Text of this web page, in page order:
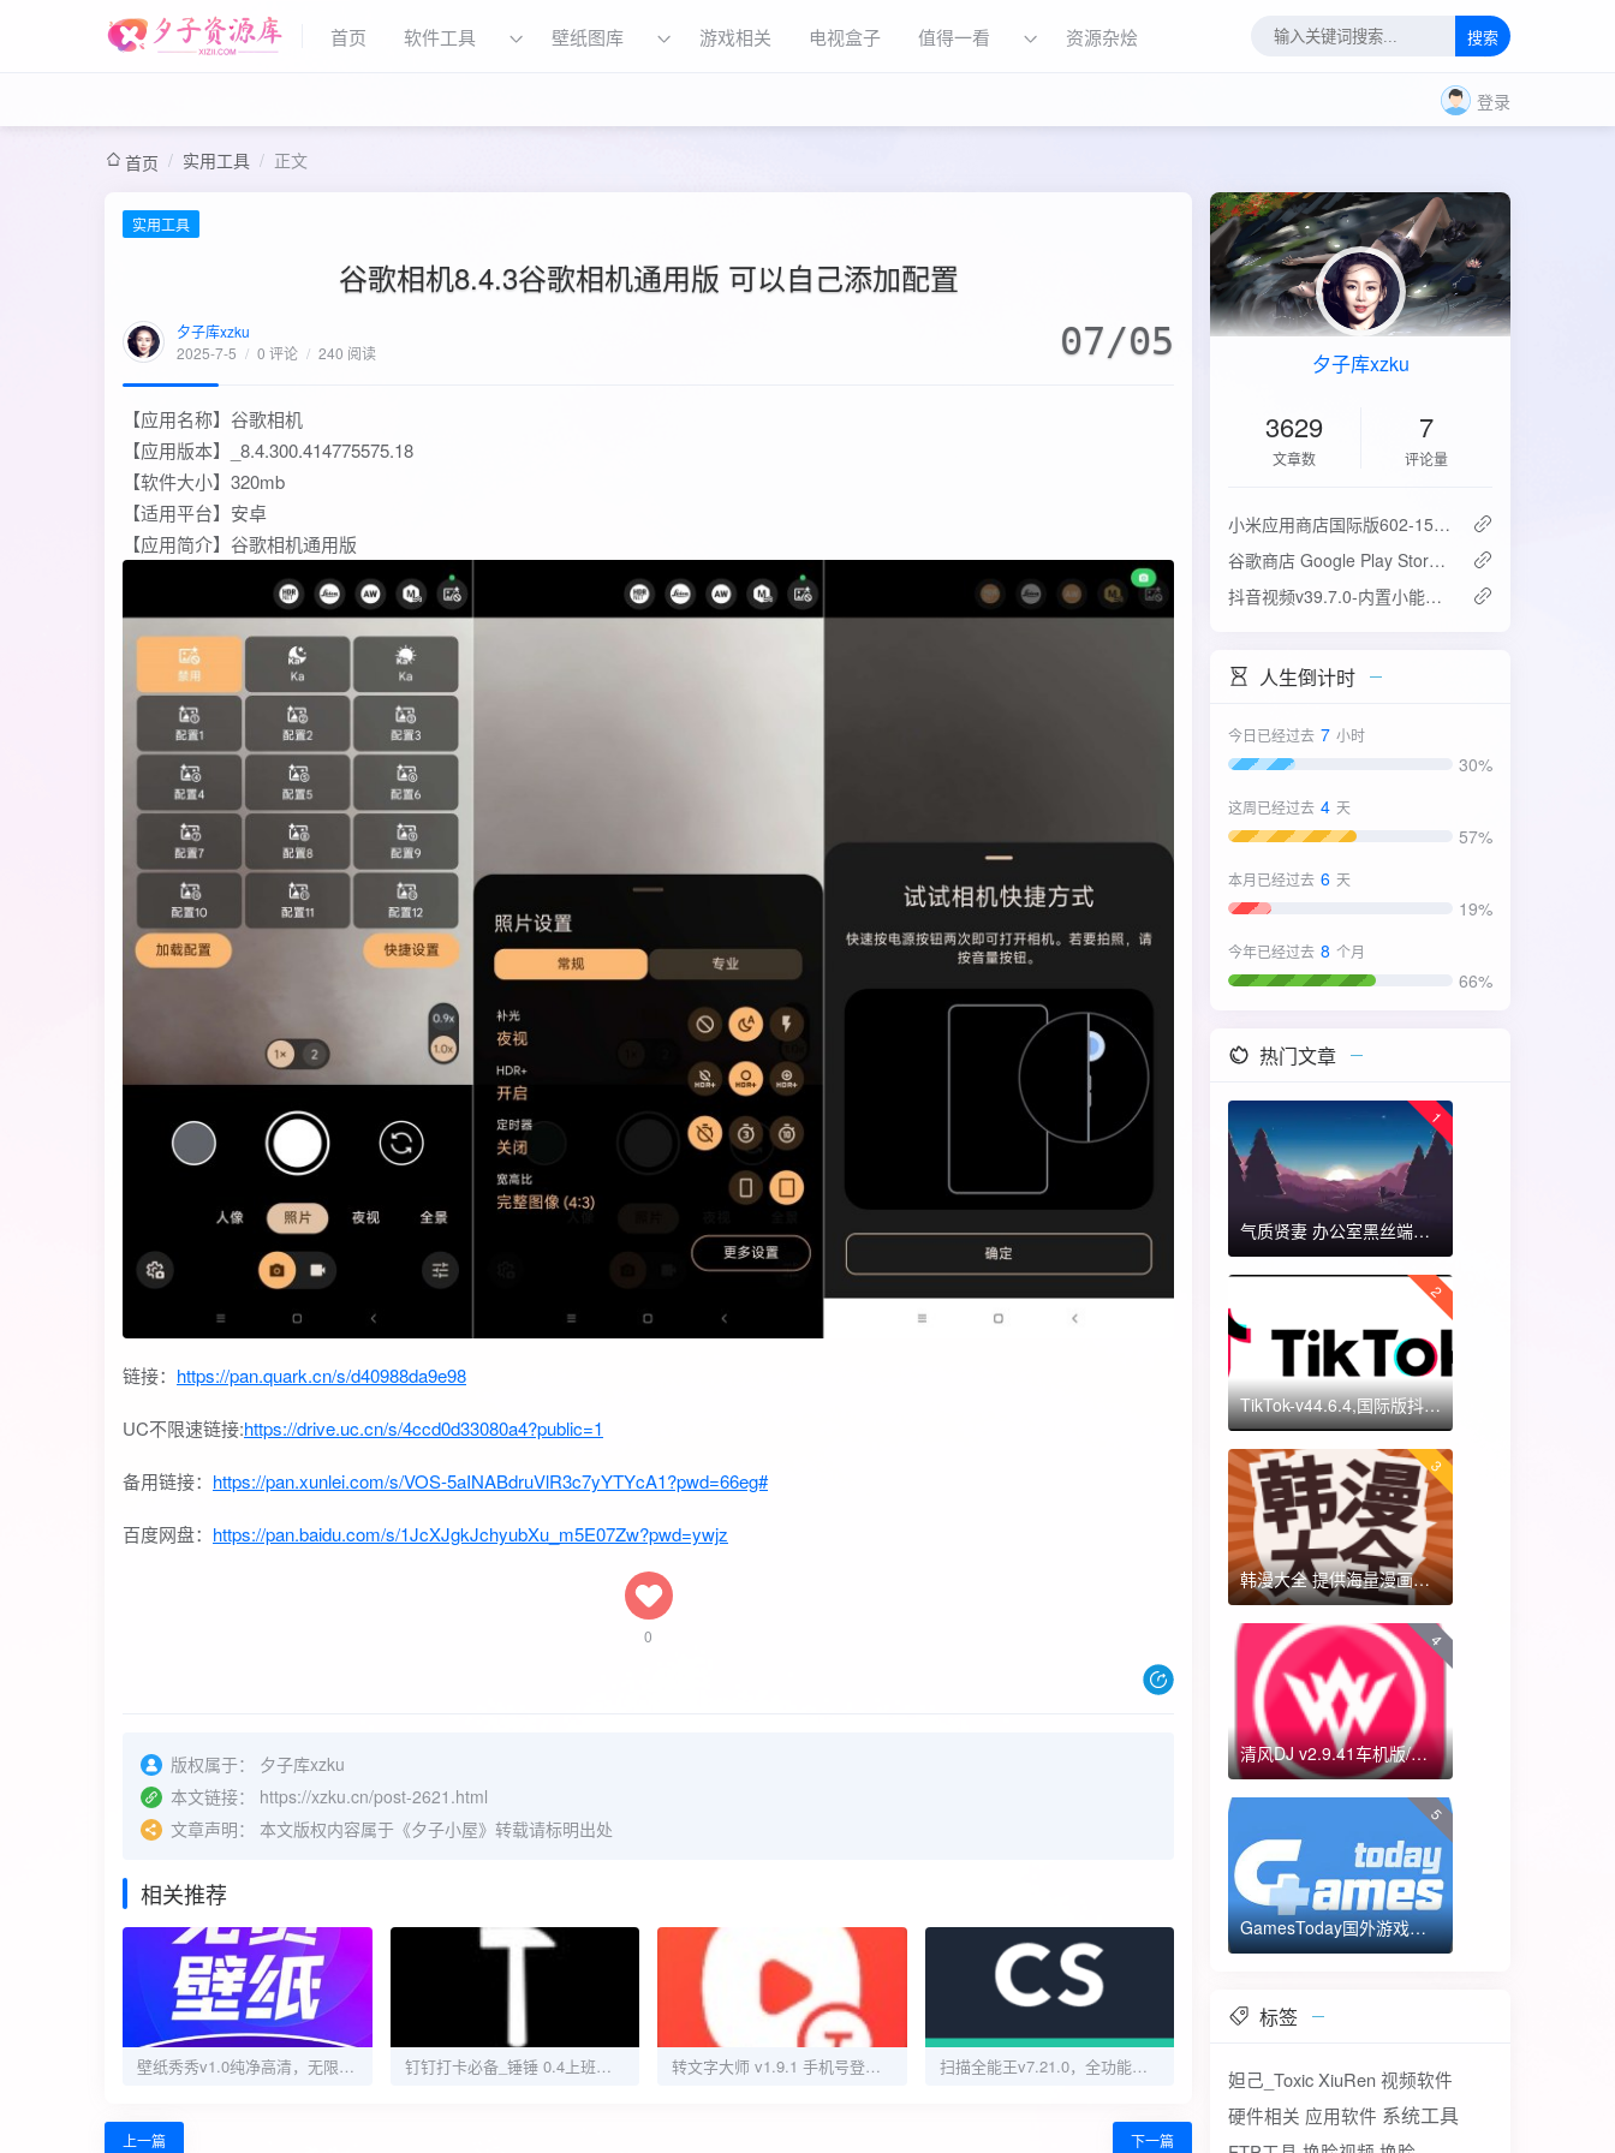
首页 软件工具 壁纸图库 游戏相关 电视盒子 值得一看 资源杂烩 搜索
登录
首页 / 实用工具 / 正文
实用工具
谷歌相机8.4.3谷歌相机通用版 可以自己添加配置
夕子库xzku
2025-7-5 / 0 评论 / 240 阅读 07/05
【应用名称】谷歌相机
【应用版本】_8.4.300.414775575.18
【软件大小】320mb
【适用平台】安卓
【应用简介】谷歌相机通用版
链接： https://pan.quark.cn/s/d40988da9e98
UC不限速链接:https://drive.uc.cn/s/4ccd0d33080a4?public=1
备用链接： https://pan.xunlei.com/s/VOS-5aINABdruVlR3c7yYTYcA1?pwd=66eg#
百度网盘： https://pan.baidu.com/s/1JcXJgkJchyubXu_m5E07Zw?pwd=ywjz
0
版权属于：
夕子库xzku
本文链接：
https://xzku.cn/post-2621.html
文章声明：
本文版权内容属于《夕子小屋》转载请标明出处
相关推荐
壁纸秀秀v1.0纯净高清，无限制使用，登录即会员！ 钉钉打卡必备_锤锤 0.4上班族必备 转文字大师 v1.9.1 手机号登陆解锁VIP 扫描全能王v7.21.0，全功能解锁，无障碍使用
上一篇 下一篇
夕子库xzku
3629
文章数
7
评论量
‌小米应用商店国际版602-15.6.0.2：免登录直下，比谷歌商店快3倍！
谷歌商店 Google Play Store v52.4.42-31版
抖音视频v39.7.0-内置小能手2.0.7模块
人生倒计时
今日已经过去 7 小时
30%
这周已经过去 4 天
57%
本月已经过去 6 天
19%
今年已经过去 8 个月
66%
热门文章
1
气质贤妻 办公室黑丝端木蓉 国漫女神 ​​​
2
TikTok-v44.6.4,国际版抖音海外畅享,免拔卡体验!附保姆级详细使用指南
3
韩漫大全 提供海量漫画资源
4
清风DJ v2.9.41车机版/手机版-全方位DJ舞曲
5
GamesToday国外游戏下载器 不需要T子
标签
妲己_ToxicXiuRen 视频软件
硬件相关 应用软件 系统工具